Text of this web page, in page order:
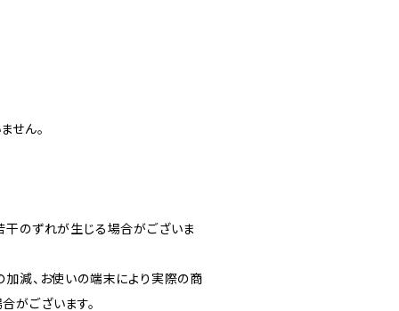
せん。
干のずれが生じる場合がございま
加減、お使いの端末により実際の商
がございます。